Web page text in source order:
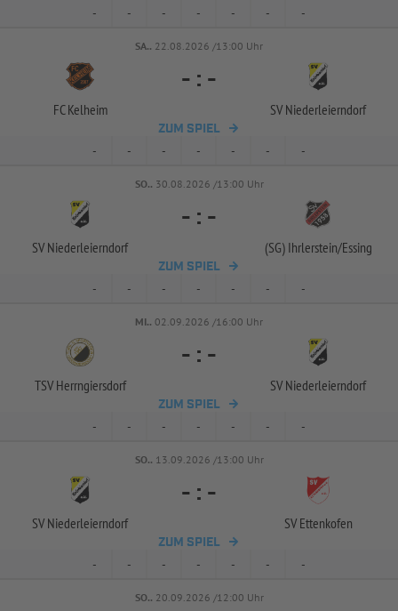
- - - - - - -
SA.. 22.08.2026 /13:00 Uhr
FC Kelheim
- : -
SV Niederleierndorf
ZUM SPIEL
- - - - - - -
SO.. 30.08.2026 /13:00 Uhr
SV Niederleierndorf
- : -
(SG) Ihrlerstein/Essing
ZUM SPIEL
- - - - - - -
MI.. 02.09.2026 /16:00 Uhr
TSV Herrngiersdorf
- : -
SV Niederleierndorf
ZUM SPIEL
- - - - - - -
SO.. 13.09.2026 /13:00 Uhr
SV Niederleierndorf
- : -
SV Ettenkofen
ZUM SPIEL
- - - - - - -
SO.. 20.09.2026 /12:00 Uhr